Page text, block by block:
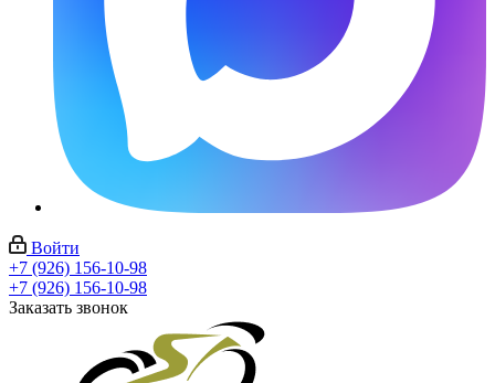
Войти
+7 (926) 156-10-98
+7 (926) 156-10-98
Заказать звонок